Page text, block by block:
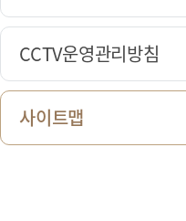
CCTV운영관리방침
사이트맵